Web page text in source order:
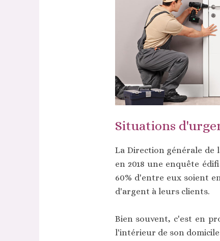
Situations
La Direction générale de
en 2018 une enquête
60% d'entre eux soient
d'argent à leurs clients.
Bien souvent, c'est en
l'intérieur de son